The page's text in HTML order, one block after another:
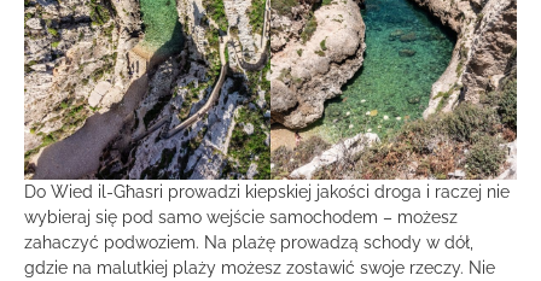
Do Wied il-Għasri prowadzi kiepskiej jakości droga i raczej nie
wybieraj się pod samo wejście samochodem – możesz
zahaczyć podwoziem. Na plażę prowadzą schody w dół,
gdzie na malutkiej plaży możesz zostawić swoje rzeczy. Nie